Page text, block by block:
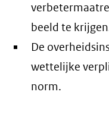
beeld te
De
wettelijke
norm.